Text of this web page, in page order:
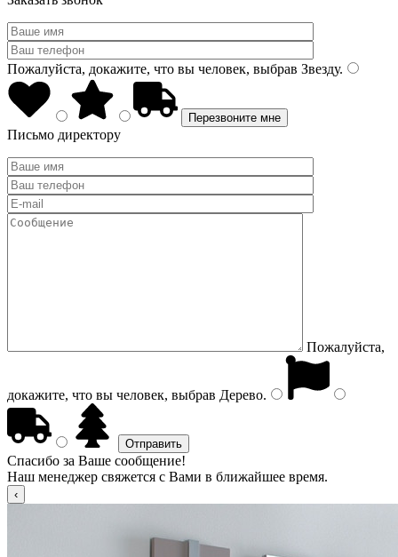
Пожалуйста, докажите, что вы человек, выбрав Звезду.
Письмо директору
Пожалуйста,
докажите, что вы человек, выбрав Дерево.
Спасибо за Ваше сообщение!
Наш менеджер свяжется с Вами в ближайшее время.